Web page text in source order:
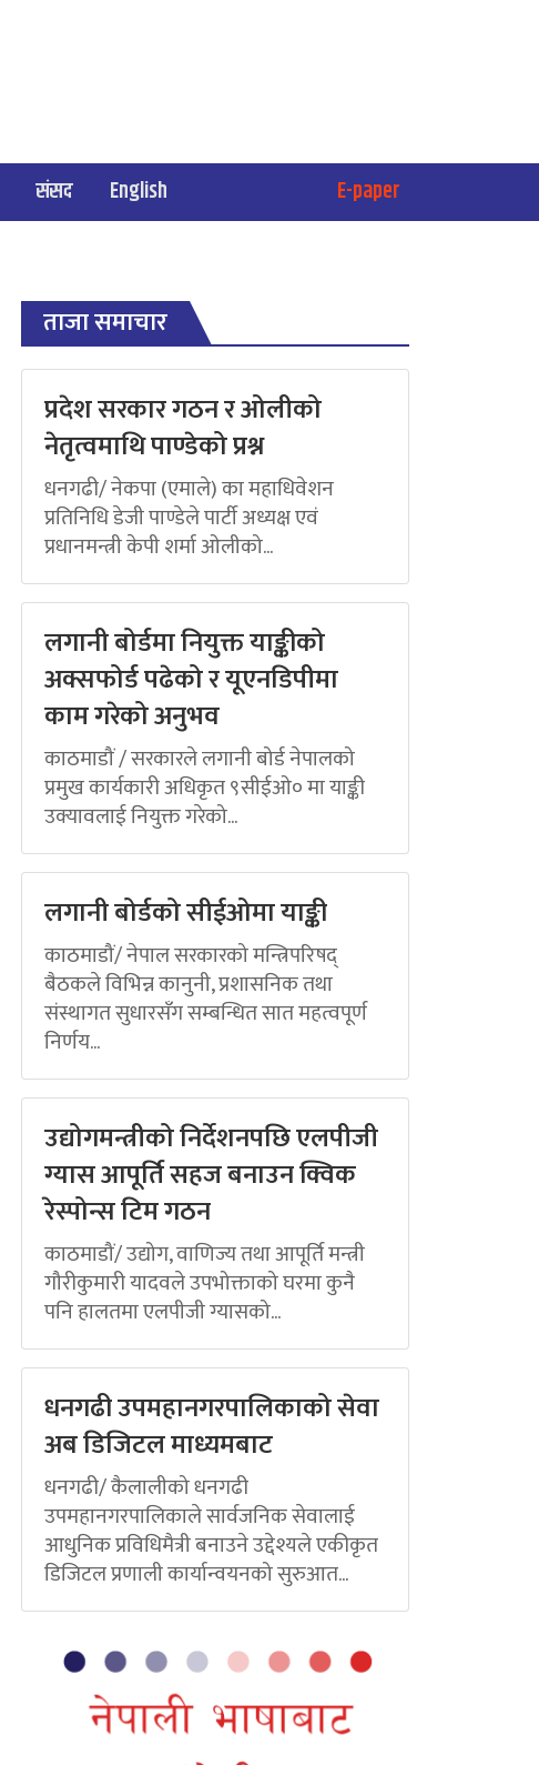
संसद English E-paper
ताजा समाचार
प्रदेश सरकार गठन र ओलीको
नेतृत्वमाथि पाण्डेको प्रश्न
धनगढी/ नेकपा (एमाले) का महाधिवेशन
प्रतिनिधि डेजी पाण्डेले पार्टी अध्यक्ष एवं
प्रधानमन्त्री केपी शर्मा ओलीको...
लगानी बोर्डमा नियुक्त याङ्कीको
अक्सफोर्ड पढेको र यूएनडिपीमा
काम गरेको अनुभव
काठमाडौं / सरकारले लगानी बोर्ड नेपालको
प्रमुख कार्यकारी अधिकृत ९सीईओ० मा याङ्की
उक्यावलाई नियुक्त गरेको...
लगानी बोर्डको सीईओमा याङ्की
काठमाडौं/ नेपाल सरकारको मन्त्रिपरिषद्
बैठकले विभिन्न कानुनी, प्रशासनिक तथा
संस्थागत सुधारसँग सम्बन्धित सात महत्वपूर्ण
निर्णय...
उद्योगमन्त्रीको निर्देशनपछि एलपीजी
ग्यास आपूर्ति सहज बनाउन क्विक
रेस्पोन्स टिम गठन
काठमाडौं/ उद्योग, वाणिज्य तथा आपूर्ति मन्त्री
गौरीकुमारी यादवले उपभोक्ताको घरमा कुनै
पनि हालतमा एलपीजी ग्यासको...
धनगढी उपमहानगरपालिकाको सेवा
अब डिजिटल माध्यमबाट
धनगढी/ कैलालीको धनगढी
उपमहानगरपालिकाले सार्वजनिक सेवालाई
आधुनिक प्रविधिमैत्री बनाउने उद्देश्यले एकीकृत
डिजिटल प्रणाली कार्यान्वयनको सुरुआत...